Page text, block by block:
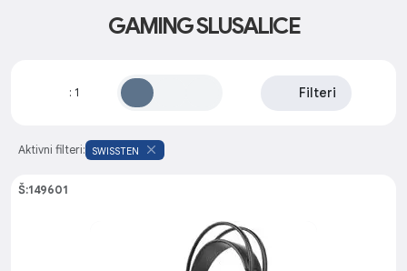
GAMING SLUSALICE
: 1 Filteri
Aktivni filteri: SWISSTEN
Š:149601